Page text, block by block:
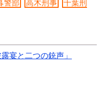
警部 高木刑事
千葉刑
宴と二つの銃声」